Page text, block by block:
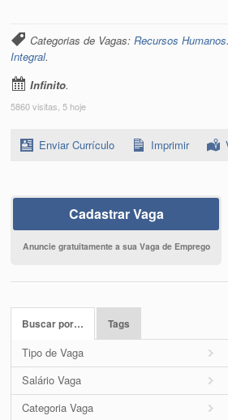
Categorias de Vagas:Recursos Humanos
Integral.
Infinito.
5860 visitas, 5 hoje
Enviar Currículo Imprimir
Cadastrar Vaga
Anuncie gratuitamente a sua Vaga de Emprego
Buscar por… Tags
Tipo de Vaga
Salário Vaga
Categoria Vaga